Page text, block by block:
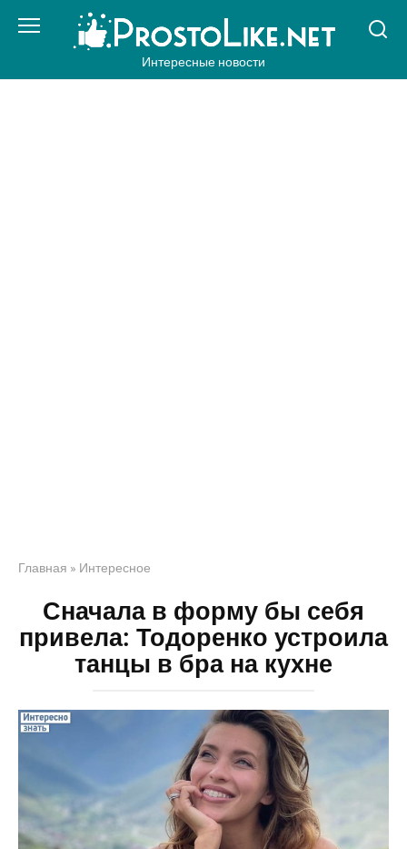
Интересные новости
Главная » Интересное
Сначала в форму бы себя
привела: Тодоренко устроила
танцы в бра на кухне